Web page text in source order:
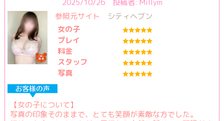
東京来たときにはリピートします！！
次回もいじめてもらいたいですが、今度はたくさん抜かれる
方でいじめてもらおうかと思います！！
2025/10/26 投稿者: Millym
参照元サイト シティヘブン
女の子
プレイ
料金
スタッフ
写真
【女の子について】
写真の印象そのままで、とても笑顔が素敵な方でした。